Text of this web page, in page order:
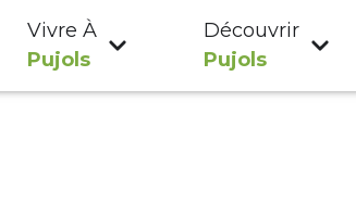
Vivre À
Pujols
Découvrir
Pujols